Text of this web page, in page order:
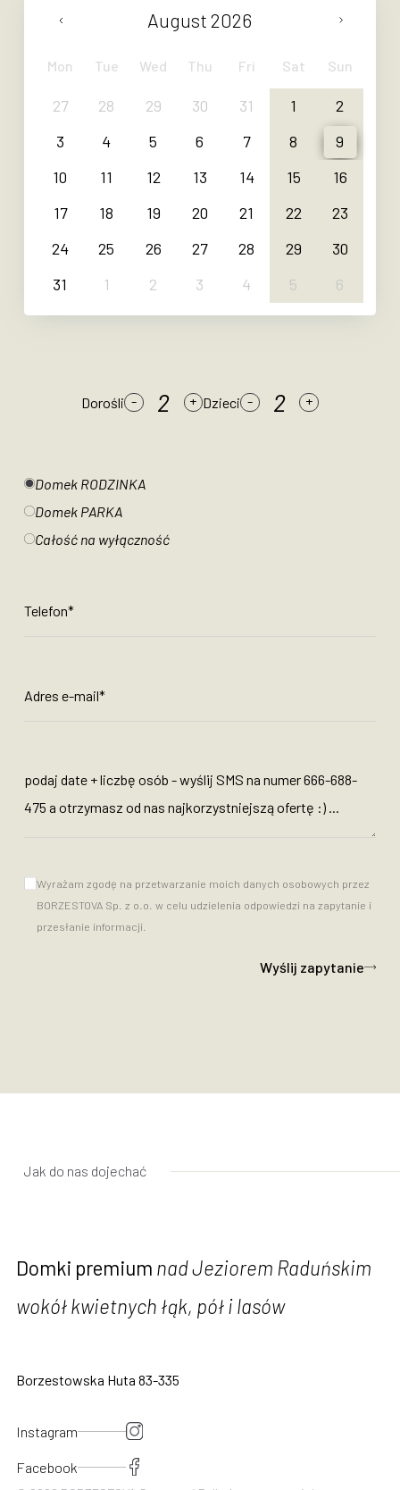
August 2026
Mon Tue Wed Thu Fri Sat Sun
27 28 29 30 31 1
2
3
4 5 6 7 8
9
10
11 12 13 14 15
16
17
18 19 20 21 22
23
24
25 26 27 28 29
30
31
1 2 3 4 5 6
Dorośli Dzieci
Domek RODZINKA
Domek PARKA
Całość na wyłączność
Wyrażam zgodę na przetwarzanie moich danych osobowych przez
BORZESTOVA Sp. z o.o. w celu udzielenia odpowiedzi na zapytanie i
przesłanie informacji.
Wyślij zapytanie
Jak do nas dojechać
Domki premium nad Jeziorem Raduńskim
wokół kwietnych łąk, pół i lasów
Borzestowska Huta 83-335
Instagram
Facebook